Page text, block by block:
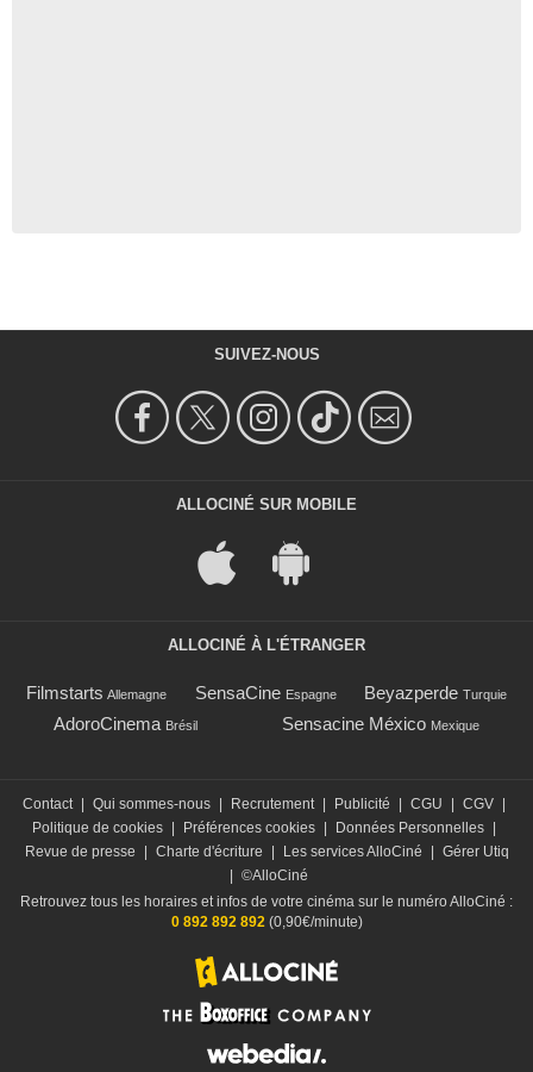
SUIVEZ-NOUS
ALLOCINÉ SUR MOBILE
ALLOCINÉ À L'ÉTRANGER
Filmstarts Allemagne SensaCine Espagne Beyazperde Turquie
AdoroCinema Brésil Sensacine México Mexique
Contact Qui sommes-nous Recrutement Publicité CGU CGV
Politique de cookies
Préférences cookies Données Personnelles
Revue de presse
Charte d'écriture Les services AlloCiné
Gérer Utiq
©AlloCiné
Retrouvez tous les horaires et infos de votre cinéma sur le numéro AlloCiné :
0 892 892 892(0,90€/minute)